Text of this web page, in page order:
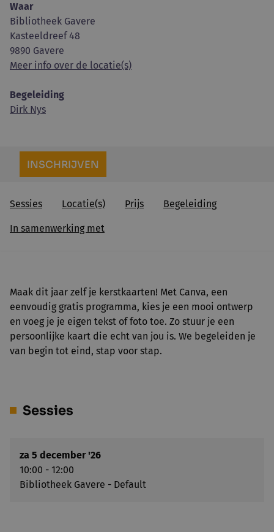
Waar
Bibliotheek Gavere
Kasteeldreef 48
9890 Gavere
Meer info over de locatie(s)
Begeleiding
Dirk Nys
INSCHRIJVEN
Sessies Locatie(s) Prijs Begeleiding
In samenwerking met
Maak dit jaar zelf je kerstkaarten! Met Canva, een
eenvoudig gratis programma, kies je een mooi ontwerp
en voeg je je eigen tekst of foto toe. Zo stuur je een
persoonlijke kaart die echt van jou is. We begeleiden je
van begin tot eind, stap voor stap.
Sessies
za 5 december '26
10:00 - 12:00
Bibliotheek Gavere - Default